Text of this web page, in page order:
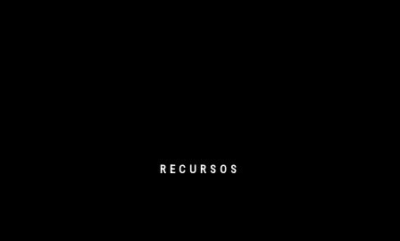
RECURSOS